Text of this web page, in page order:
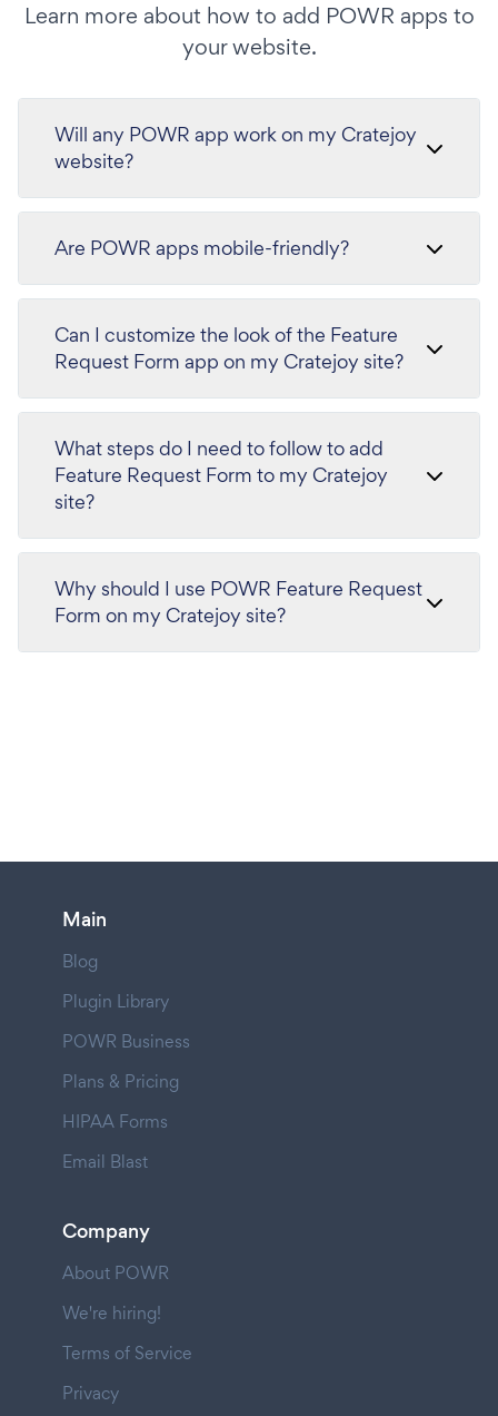
Learn more about how to add POWR apps to
your website.
Will any POWR app work on my Cratejoy
website?
Are POWR apps mobile-friendly?
Can I customize the look of the Feature
Request Form app on my Cratejoy site?
What steps do I need to follow to add
Feature Request Form to my Cratejoy
site?
Why should I use POWR Feature Request
Form on my Cratejoy site?
Main
Blog
Plugin Library
POWR Business
Plans & Pricing
HIPAA Forms
Email Blast
Company
About POWR
We're hiring!
Terms of Service
Privacy